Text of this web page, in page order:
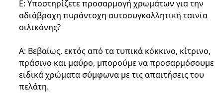
Ε: Υποστηρίζετε προσαρμογή χρωμάτων για την
αδιάβροχη πυράντοχη αυτοσυγκολλητική ταινία
σιλικόνης?
Α: Βεβαίως, εκτός από τα τυπικά κόκκινο, κίτρινο,
πράσινο και μαύρο, μπορούμε να προσαρμόσουμε
ειδικά χρώματα σύμφωνα με τις απαιτήσεις του
πελάτη.